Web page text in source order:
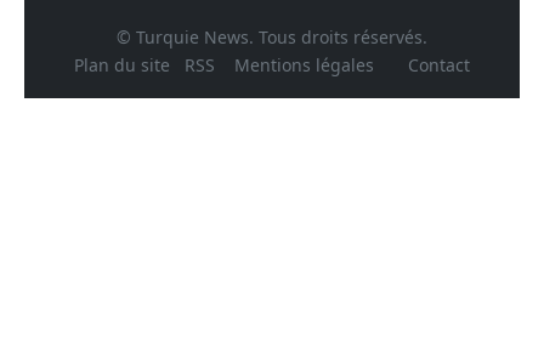
© Turquie News. Tous droits réservés.
Plan du site
RSS Mentions légales Contact